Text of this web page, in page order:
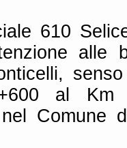
610
alle
al Km
nel Comune